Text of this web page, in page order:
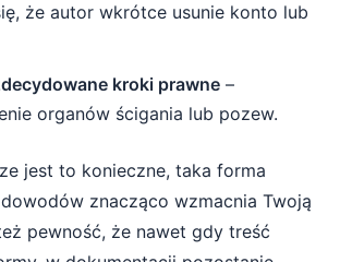
że autor wkrótce usunie konto lub
kroki prawne –
organów ścigania lub pozew.
jest to konieczne, taka forma
znacząco wzmacnia Twoją
pewność, że nawet gdy treść